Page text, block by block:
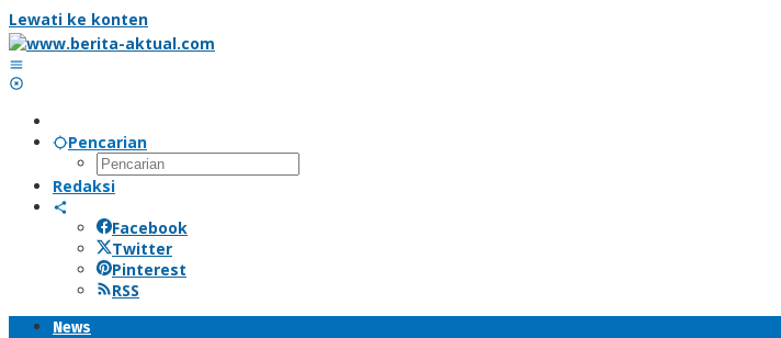
Lewati ke konten
Pencarian
Redaksi
Facebook
Twitter
Pinterest
RSS
News